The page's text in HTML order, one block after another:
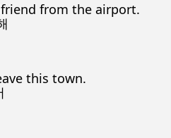
from the airport.
this town.